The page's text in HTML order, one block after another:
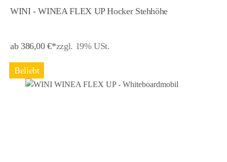
WINI - WINEA FLEX UP Hocker Stehhöhe
ab 386,00 €*zzgl. 19% USt.
Beliebt